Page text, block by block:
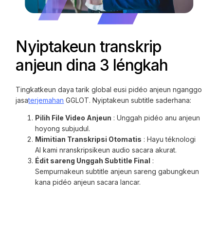
Nyiptakeun transkrip
anjeun dina 3 léngkah
Tingkatkeun daya tarik global eusi pidéo anjeun nganggo
jasaterjemahan GGLOT. Nyiptakeun subtitle saderhana:
Pilih File Video Anjeun : Unggah pidéo anu anjeun
hoyong subjudul.
Mimitian Transkripsi Otomatis : Hayu téknologi
AI kami nranskripsikeun audio sacara akurat.
Édit sareng Unggah Subtitle Final :
Sempurnakeun subtitle anjeun sareng gabungkeun
kana pidéo anjeun sacara lancar.